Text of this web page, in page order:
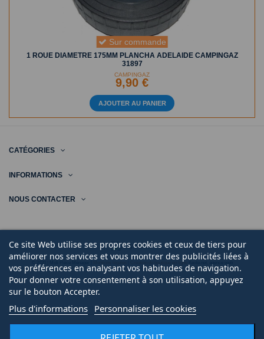
Sur commande
1 ROUE DIAMETRE 175MM PLANCHA ADELAIDE CAMPINGAZ
31897
CAMPINGAZ
9,90 €
AJOUTER AU PANIER
CATÉGORIES
INFORMATIONS
NOUS CONTACTER
Ce site Web utilise ses propres cookies et ceux de tiers pour
améliorer nos services et vous montrer des publicités liées à
vos préférences en analysant vos habitudes de navigation.
Pour donner votre consentement à son utilisation, appuyez
sur le bouton Accepter.
Plus d'informations Personnaliser les cookies
Création de boutique en ligne